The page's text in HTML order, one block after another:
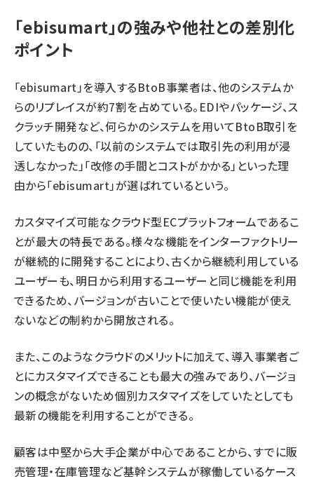
「ebisumart」の強みや他社との差別化
ポイント
「ebisumart」を導入するBtoB事業者は、他のシステムか
らのリプレイスが約7割を占めている。EDIやパッケージ、ス
クラッチ開発など、何らかのシステムを用いてBtoB取引を
していたものの、「以前のシステムでは取引先の利用が浸
透しなかった」「改修の手間とコストがかかる」といった理
由から「ebisumart」が選ばれているという。
カスタマイズ可能なクラウド型ECプラットフォームであるこ
とが最大の特長である。様々な機能をインターファクトリー
が継続的に開発することにより、古くから継続利用している
ユーザーも、明日から利用するユーザーと同じ機能を利用
できるため、バージョンが古いことで使いたい機能が使え
ないなどの制約から開放される。
また、このようなクラウドのメリットに加えて、導入事業者ご
とにカスタマイズできることも最大の強みであり、バージョ
ンの概念がないため個別カスタマイズをしていたとしても
最新の機能を利用することができる。
顧客は中堅から大手企業が中心であることから、すでに販
売管理・在庫管理など基幹システムが稼働しているケース